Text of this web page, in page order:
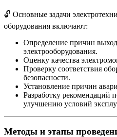
🔓 Основные задачи
оборудования включают:
Определение причин
электрооборудования.
Оценку качества
Проверку соответствия
безопасности.
Установление причин
Разработку рекомендаций
улучшению условий
Методы и этапы